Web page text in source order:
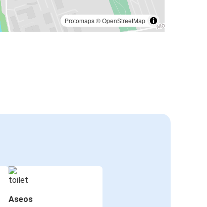
Protomaps©OpenStreetMap
Aseos